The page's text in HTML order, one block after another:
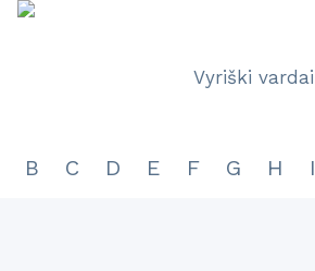
Vyriški vardai
B C D E F G H I